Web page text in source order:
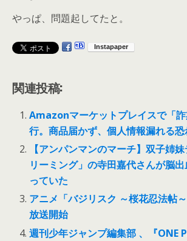
やっぱ、問題起してたと。
関連投稿:
Amazonマーケットプレイスで「
行。商品届かず、個人情報漏れる恐
【アンパンマンのマーチ】双子姉
リーミング」の寺田嘉代さんが脳
っていた
アニメ「バジリスク ～桜花忍法帖
放送開始
週刊少年ジャンプ編集部 、『ONE